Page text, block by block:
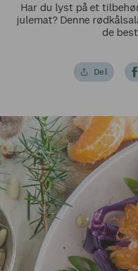
Har du lyst på et
julemat? Denne
de
Del